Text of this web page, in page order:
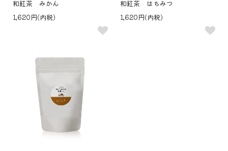
和紅茶 みかん
1,620円(内税)
和紅茶 はちみつ
1,620円(内税)